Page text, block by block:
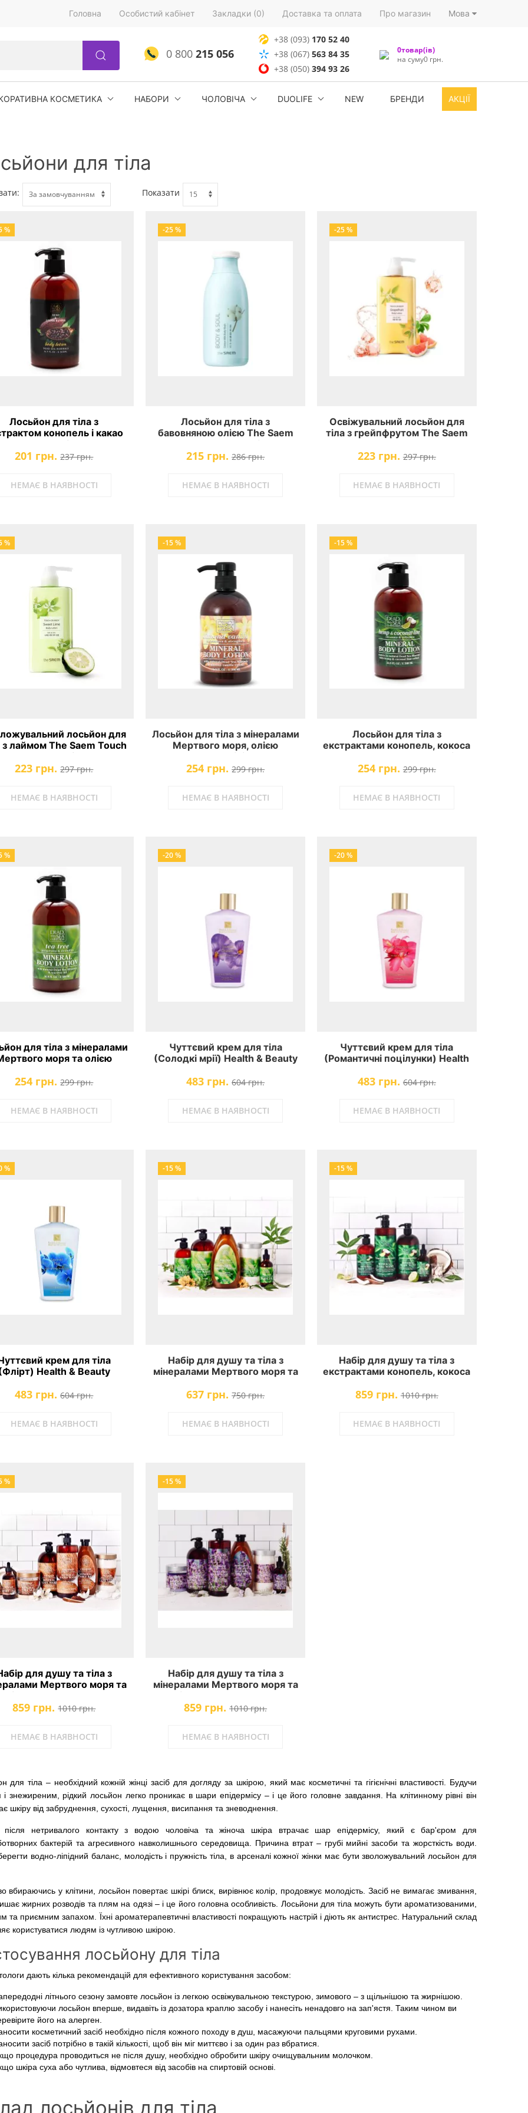
Головна Особистий кабінет Закладки (0) Доставка та оплата Про магазин Мова
0 800215 056
+38 (093) 170 52 40
+38 (067) 563 84 35
+38 (050)394 93 26
0товар(ів)
на суму0 грн.
КОСМЕТИКА НАБОРИ ЧОЛОВІЧА DUOLIFE NEW БРЕНДИ АКЦІЇ
для тіла
Показати
%
Лосьйон для тіла з
конопель і какао
Sea Collection Hemp &
Butter Body Lotion
201 грн. 237 грн.
НЕМАЄ В НАЯВНОСТІ
-25 %
Лосьйон для тіла з
бавовняною олією The Saem
Body & Soul Cotton Milk Body
Lotion
215 грн. 286 грн.
НЕМАЄ В НАЯВНОСТІ
-25 %
Освіжувальний лосьйон для
тіла з грейпфрутом The Saem
223 грн. 297 грн.
НЕМАЄ В НАЯВНОСТІ
%
лосьйон для
з лаймом The Saem Touch
Body Sweet Lime Body
Lotion
223 грн. 297 грн.
НЕМАЄ В НАЯВНОСТІ
-15 %
Лосьйон для тіла з мінералами
Мертвого моря, олією
мигдалю та ванілі Dead Sea
Collection Almond Vanilla
254 грн. 299 грн.
НЕМАЄ В НАЯВНОСТІ
-15 %
Лосьйон для тіла з
екстрактами конопель, кокоса
та лайма Dead Sea Collection
Hemp & Coconut Lime Mineral
254 грн. 299 грн.
НЕМАЄ В НАЯВНОСТІ
%
для тіла з мінералами
моря та олією
Tea Tree Body Lotion
254 грн. 299 грн.
НЕМАЄ В НАЯВНОСТІ
-20 %
Чуттєвий крем для тіла
(Солодкі мрії) Health & Beauty
483 грн. 604 грн.
НЕМАЄ В НАЯВНОСТІ
-20 %
Чуттєвий крем для тіла
(Романтичні поцілунки) Health
483 грн. 604 грн.
НЕМАЄ В НАЯВНОСТІ
%
крем для тіла
Health & Beauty
483 грн. 604 грн.
НЕМАЄ В НАЯВНОСТІ
-15 %
Набір для душу та тіла з
мінералами Мертвого моря та
олією чайного дерева Dead
Sea Collection
637 грн. 750 грн.
НЕМАЄ В НАЯВНОСТІ
-15 %
Набір для душу та тіла з
екстрактами конопель, кокоса
та лайма Dead Sea Collection
859 грн. 1010 грн.
НЕМАЄ В НАЯВНОСТІ
%
для душу та тіла з
Мертвого моря та
олією кокоса Dead Sea
Collection
859 грн. 1010 грн.
НЕМАЄ В НАЯВНОСТІ
-15 %
Набір для душу та тіла з
мінералами Мертвого моря та
олією лаванди Dead Sea
Collection
859 грн. 1010 грн.
НЕМАЄ В НАЯВНОСТІ
для тіла – необхідний кожній жінці засіб для догляду за шкірою, який має косметичні та гігієнічні властивості. Будучи
і знежиреним, рідкий лосьйон легко проникає в шари епідермісу – і це його головне завдання. На клітинному рівні він
шкіру від забруднення, сухості, лущення, висипання та зневоднення.
після нетривалого контакту з водою чоловіча та жіноча шкіра втрачає шар епідермісу, який є бар'єром для
бактерій та агресивного навколишнього середовища. Причина втрат – грубі мийні засоби та жорсткість води.
водно-ліпідний баланс, молодість і пружність тіла, в арсеналі кожної жінки має бути зволожувальний лосьйон для
вбираючись у клітини, лосьйон повертає шкірі блиск, вирівнює колір, продовжує молодість. Засіб не вимагає змивання,
жирних розводів та плям на одязі – і це його головна особливість. Лосьйони для тіла можуть бути ароматизованими,
та приємним запахом. Їхні ароматерапевтичні властивості покращують настрій і діють як антистрес. Натуральний склад
користуватися людям із чутливою шкірою.
лосьйону для тіла
дають кілька рекомендацій для ефективного користування засобом:
літнього сезону замовте лосьйон із легкою освіжувальною текстурою, зимового – з щільнішою та жирнішою.
лосьйон вперше, видавіть із дозатора краплю засобу і нанесіть ненадовго на зап'ястя. Таким чином ви
його на алерген.
косметичний засіб необхідно після кожного походу в душ, масажуючи пальцями круговими рухами.
засіб потрібно в такій кількості, щоб він міг миттєво і за один раз вбратися.
процедура проводиться не після душу, необхідно обробити шкіру очищувальним молочком.
шкіра суха або чутлива, відмовтеся від засобів на спиртовій основі.
лосьйонів для тіла